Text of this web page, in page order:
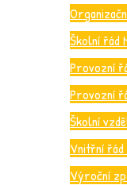
Školní řád
Provozní
Provozní
Školní
Vnitřní řád
Výroční